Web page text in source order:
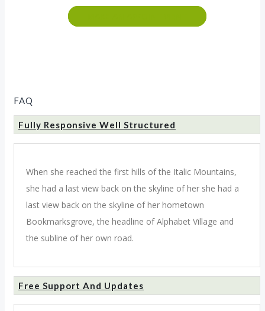
FAQ
Fully Responsive Well Structured
When she reached the first hills of the Italic Mountains,
she had a last view back on the skyline of her she had a
last view back on the skyline of her hometown
Bookmarksgrove, the headline of Alphabet Village and
the subline of her own road.
Free Support And Updates